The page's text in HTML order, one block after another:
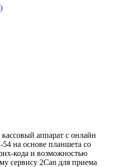
аппарат с онлайн
на основе планшета со
кода и возможностью
сервису 2Can для приема